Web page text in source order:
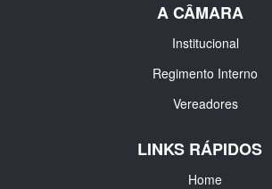
A CÂMARA
Institucional
Regimento Interno
Vereadores
LINKS RÁPIDOS
Home